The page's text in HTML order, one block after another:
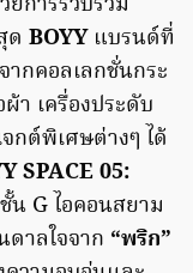
ด BOYY แบรนด์ที่
กคอลเลกชั่นกระ
า เครื่องประดับ
กต์พิเศษต่างๆ ได้
SPACE 05:
G ไอคอนสยาม
าลใจจาก “พริก”